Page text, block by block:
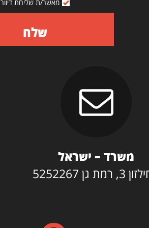
מאשר/ת שליחת דיוור
שלח
משרד – ישראל
גן 5252267